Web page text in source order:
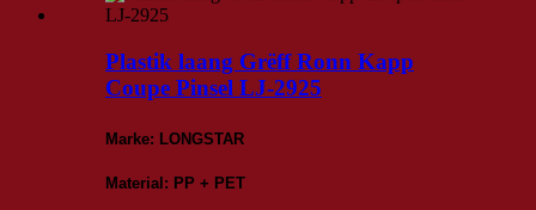
Plastik laang Grëff Ronn Kapp
Coupe Pinsel LJ-2925
Marke: LONGSTAR
Material: PP + PET